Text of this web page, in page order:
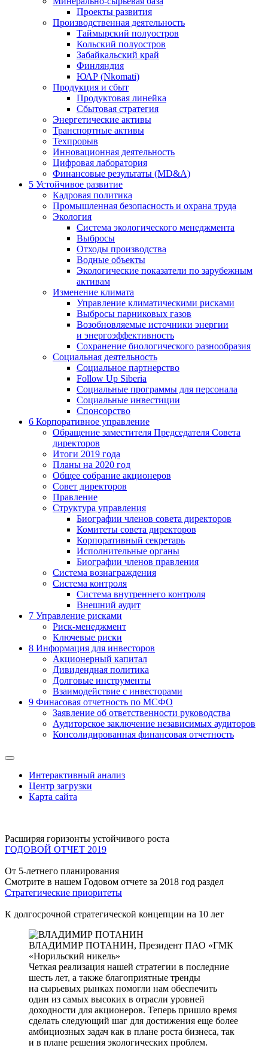
Проекты развития
Производственная деятельность
Таймырский полуостров
Кольский полуостров
Забайкальский край
Финляндия
ЮАР (Nkomati)
Продукция и сбыт
Продуктовая линейка
Сбытовая стратегия
Энергетические активы
Транспортные активы
Техпрорыв
Инновационная деятельность
Цифровая лаборатория
Финансовые результаты (MD&A)
5 Устойчивое развитие
Кадровая политика
Промышленная безопасность и охрана труда
Экология
Система экологического менеджмента
Выбросы
Отходы производства
Водные объекты
Экологические показатели по зарубежным
активам
Изменение климата
Управление климатическими рисками
Выбросы парниковых газов
Возобновляемые источники энергии
и энергоэффективность
Сохранение биологического разнообразия
Социальная деятельность
Социальное партнерство
Follow Up Siberia
Социальные программы для персонала
Социальные инвестиции
Спонсорство
6 Корпоративное управление
Обращение заместителя Председателя Совета
директоров
Итоги 2019 года
Планы на 2020 год
Общее собрание акционеров
Совет директоров
Правление
Структура управления
Биографии членов совета директоров
Комитеты совета директоров
Корпоративный секретарь
Исполнительные органы
Биографии членов правления
Система вознаграждения
Система контроля
Система внутреннего контроля
Внешний аудит
7 Управление рисками
Риск-менеджмент
Ключевые риски
8 Информация для инвесторов
Акционерный капитал
Дивидендная политика
Долговые инструменты
Взаимодействие с инвеcторами
9 Финасовая отчетность по МСФО
Заявление об ответственности руководства
Аудиторское заключение независимых аудиторов
Консолидированная финансовая отчетность
Интерактивный анализ
Центр загрузки
Карта сайта
Расширяя горизонты устойчивого роста
ГОДОВОЙ ОТЧЕТ 2019
От 5-летнего планирования
Смотрите в нашем Годовом отчете за 2018 год раздел
Стратегические приоритеты
К долгосрочной стратегической концепции на 10 лет
ВЛАДИМИР ПОТАНИН, Президент ПАО «ГМК
«Норильский никель»
Четкая реализация нашей стратегии в последние
шесть лет, а также благоприятные тренды
на сырьевых рынках помогли нам обеспечить
один из самых высоких в отрасли уровней
доходности для акционеров. Теперь пришло время
сделать следующий шаг для достижения еще более
амбициозных задач как в плане роста бизнеса, так
и в плане решения экологических проблем.